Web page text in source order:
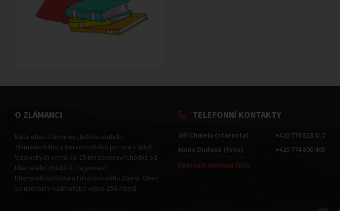
O ZLÁMANCI
Naše obec Zlámanec, leží na soutoku
Zlámaneckého a Neradovského potoka v údolí
Vizovických vrchů asi 15 km severovýchodně od
Uherského Hradiště, na pomezí
Uherskohradišťska a Luhačovického Zálesí. Obec
se nachází v nadmořské výšce 254 metrů.
TELEFONNÍ KONTAKTY
Jiří Chmela (starosta)
+420 776 823 317
Alena Dudová (foto)
+420 774 800 465
Zobrazit všechna čísla